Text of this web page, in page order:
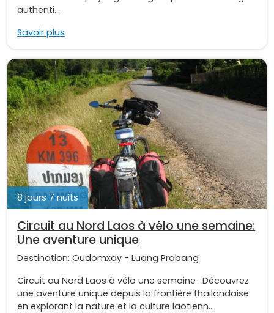
authenti...
Savoir plus
8 jours 7 nuits
Circuit au Nord Laos à vélo une semaine:
Une aventure unique
Destination: Oudomxay - Luang Prabang
Circuit au Nord Laos à vélo une semaine : Découvrez
une aventure unique depuis la frontière thaïlandaise
en explorant la nature et la culture laotienn...